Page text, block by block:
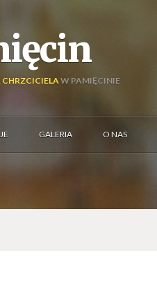
CHRZCICIELAW PAMIĘCINIE
GALERIA O NAS